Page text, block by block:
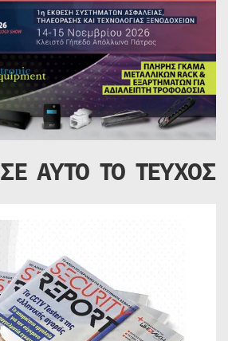
ΣΕ ΑΥΤΟ ΤΟ ΤΕΥΧΟΣ